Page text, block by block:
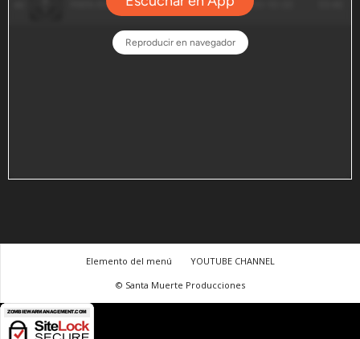
Elemento del menú
YOUTUBE CHANNEL
© Santa Muerte Producciones